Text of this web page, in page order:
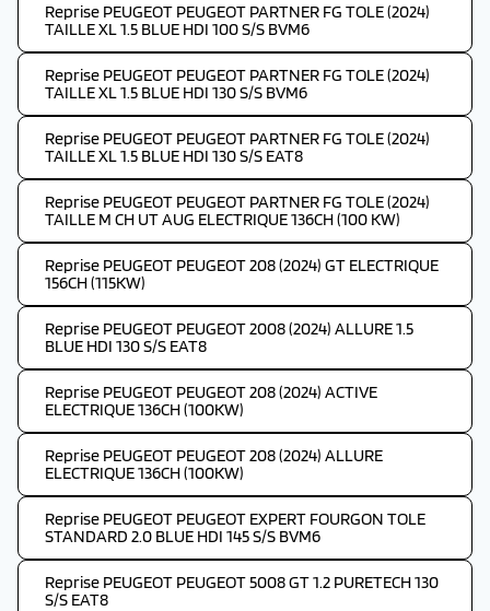
Reprise PEUGEOT PEUGEOT PARTNER FG TOLE (2024)
TAILLE XL 1.5 BLUE HDI 100 S/S BVM6
Reprise PEUGEOT PEUGEOT PARTNER FG TOLE (2024)
TAILLE XL 1.5 BLUE HDI 130 S/S BVM6
Reprise PEUGEOT PEUGEOT PARTNER FG TOLE (2024)
TAILLE XL 1.5 BLUE HDI 130 S/S EAT8
Reprise PEUGEOT PEUGEOT PARTNER FG TOLE (2024)
TAILLE M CH UT AUG ELECTRIQUE 136CH (100 KW)
Reprise PEUGEOT PEUGEOT 208 (2024) GT ELECTRIQUE
156CH (115KW)
Reprise PEUGEOT PEUGEOT 2008 (2024) ALLURE 1.5
BLUE HDI 130 S/S EAT8
Reprise PEUGEOT PEUGEOT 208 (2024) ACTIVE
ELECTRIQUE 136CH (100KW)
Reprise PEUGEOT PEUGEOT 208 (2024) ALLURE
ELECTRIQUE 136CH (100KW)
Reprise PEUGEOT PEUGEOT EXPERT FOURGON TOLE
STANDARD 2.0 BLUE HDI 145 S/S BVM6
Reprise PEUGEOT PEUGEOT 5008 GT 1.2 PURETECH 130
S/S EAT8